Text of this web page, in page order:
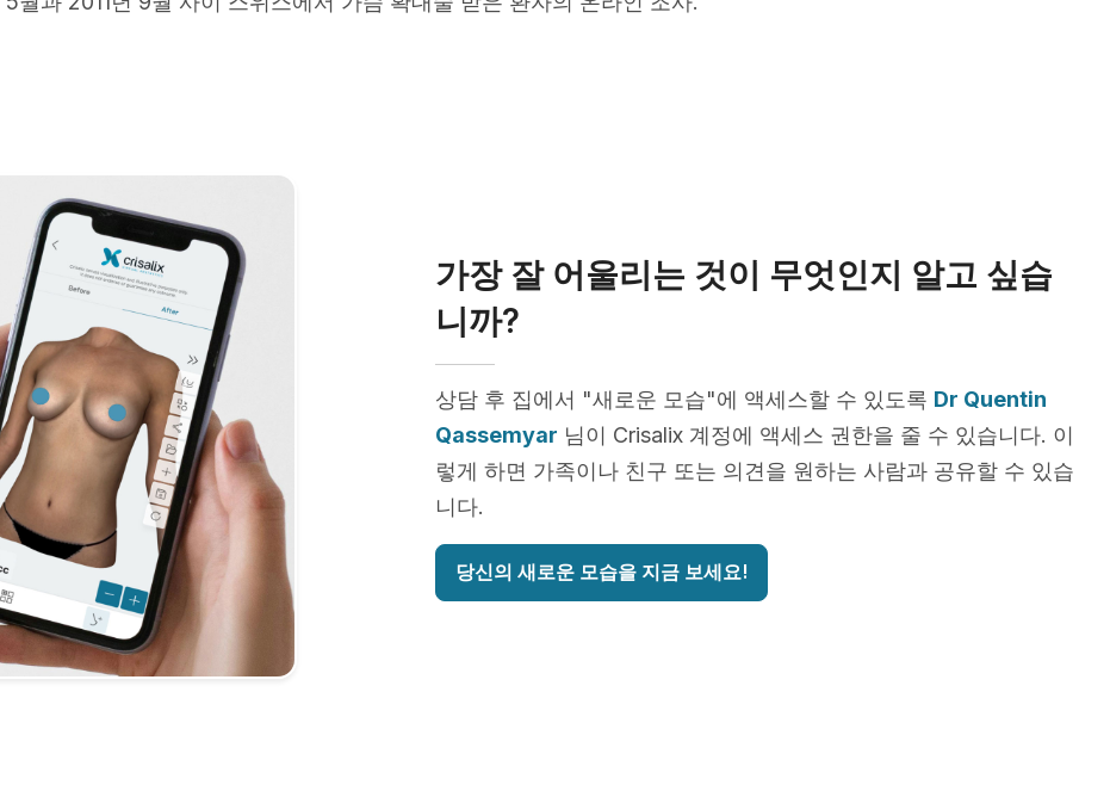
가장 잘 어울리는 것이 무엇인지 알고 싶습
니까?
상담 후 집에서 "새로운 모습"에 액세스할 수 있도록 Dr Quentin
Qassemyar 님이 Crisalix 계정에 액세스 권한을 줄 수 있습니다. 이
렇게 하면 가족이나 친구 또는 의견을 원하는 사람과 공유할 수 있습
니다.
당신의 새로운 모습을 지금 보세요!